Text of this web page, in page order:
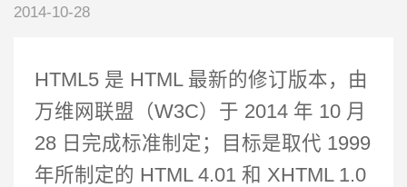
2014-10-28
HTML5 是 HTML 最新的修订版本，由
万维网联盟（W3C）于 2014 年 10 月
28 日完成标准制定；目标是取代 1999
年所制定的 HTML 4.01 和 XHTML 1.0